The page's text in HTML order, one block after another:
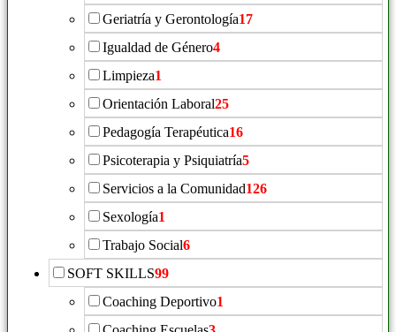
Geriatría y Gerontología17
Igualdad de Género4
Limpieza1
Orientación Laboral25
Pedagogía Terapéutica16
Psicoterapia y Psiquiatría5
Servicios a la Comunidad126
Sexología1
Trabajo Social6
SOFT SKILLS99
Coaching Deportivo1